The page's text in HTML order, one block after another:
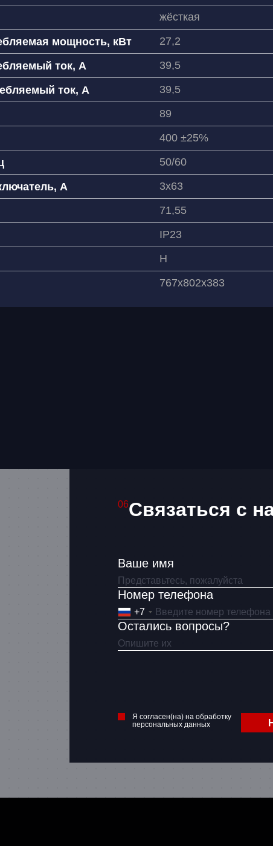
жёсткая
мощность, кВт 27,2
ток, А 39,5
ток, А 39,5
89
400 ±25%
50/60
А 3x63
71,55
IP23
H
767х802х383
06Связаться с
Ваше имя
Номер телефона
+7
Остались вопросы?
Я согласен(на) на обработку
персональных данных